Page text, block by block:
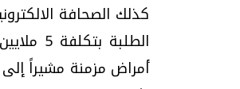
كذلك الصحافة